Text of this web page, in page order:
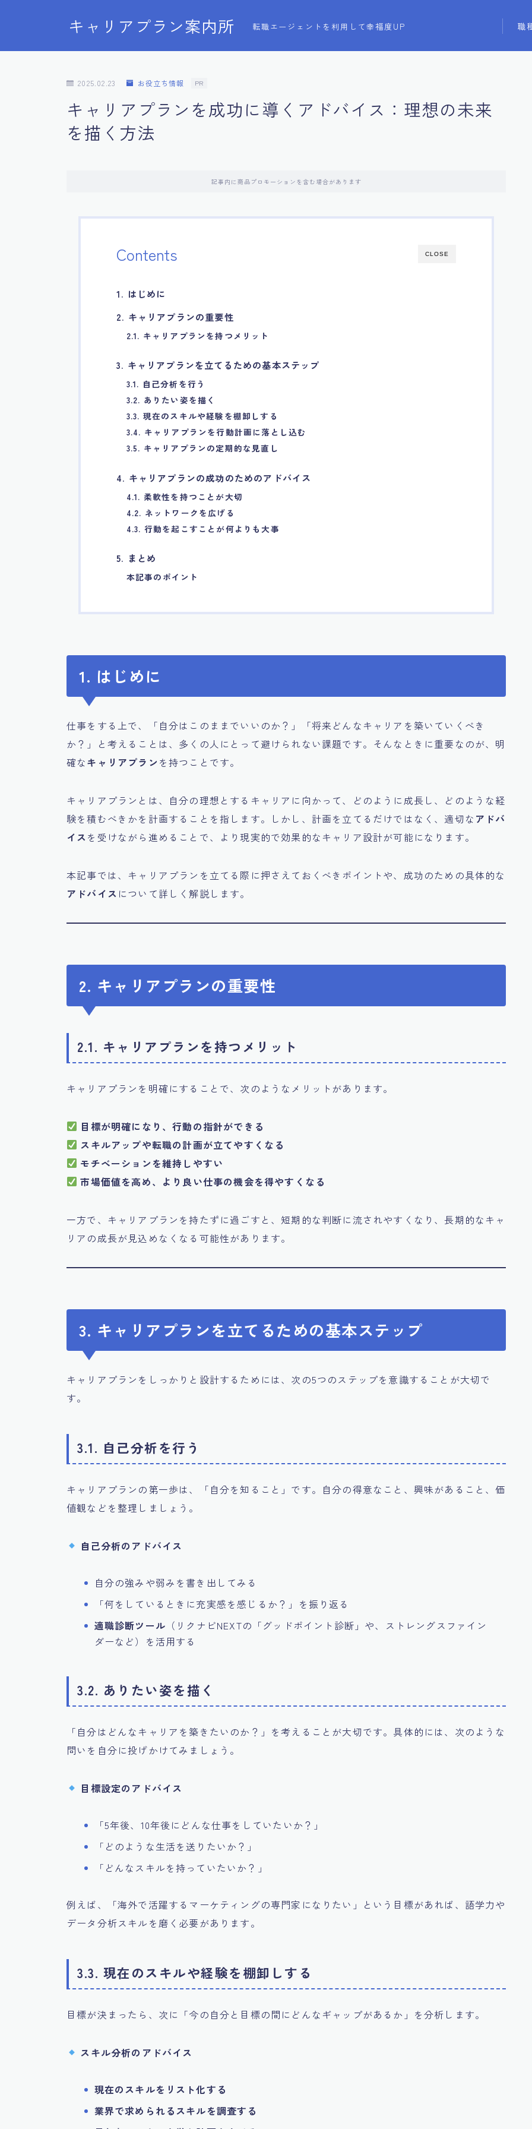
キャリアプラン案内所 転職エージェントを利用して幸福度UP 職
2025.02.23 お役立ち情報 PR
キャリアプランを成功に導くアドバイス：理想の未来
を描く方法
記事内に商品プロモーションを含む場合があります
CLOSE
Contents
1. はじめに
2. キャリアプランの重要性
2.1. キャリアプランを持つメリット
3. キャリアプランを立てるための基本ステップ
3.1. 自己分析を行う
3.2. ありたい姿を描く
3.3. 現在のスキルや経験を棚卸しする
3.4. キャリアプランを行動計画に落とし込む
3.5. キャリアプランの定期的な見直し
4. キャリアプランの成功のためのアドバイス
4.1. 柔軟性を持つことが大切
4.2. ネットワークを広げる
4.3. 行動を起こすことが何よりも大事
5. まとめ
本記事のポイント
1. はじめに
仕事をする上で、「自分はこのままでいいのか？」「将来どんなキャリアを築いていくべき
か？」と考えることは、多くの人にとって避けられない課題です。そんなときに重要なのが、明
確なキャリアプラン を持つことです。
キャリアプランとは、自分の理想とするキャリアに向かって、どのように成長し、どのような経
験を積むべきかを計画することを指します。しかし、計画を立てるだけではなく、適切な アドバ
イスを受けながら進めることで、より現実的で効果的なキャリア設計が可能になります。
本記事では、キャリアプランを立てる際に押さえておくべきポイントや、成功のための具体的な
アドバイス について詳しく解説します。
2. キャリアプランの重要性
2.1. キャリアプランを持つメリット
キャリアプランを明確にすることで、次のようなメリットがあります。
目標が明確になり、行動の指針ができる
スキルアップや転職の計画が立てやすくなる
モチベーションを維持しやすい
市場価値を高め、より良い仕事の機会を得やすくなる
一方で、キャリアプランを持たずに過ごすと、短期的な判断に流されやすくなり、長期的なキャ
リアの成長が見込めなくなる可能性があります。
3. キャリアプランを立てるための基本ステップ
キャリアプランをしっかりと設計するためには、次の5つのステップを意識することが大切で
す。
3.1. 自己分析を行う
キャリアプランの第一歩は、「自分を知ること」です。自分の得意なこと、興味があること、価
値観などを整理しましょう。
自己分析のアドバイス
自分の強みや弱みを書き出してみる
「何をしているときに充実感を感じるか？」を振り返る
適職診断ツール （リクナビNEXTの「グッドポイント診断」や、ストレングスファイン
ダーなど）を活用する
3.2. ありたい姿を描く
「自分はどんなキャリアを築きたいのか？」を考えることが大切です。具体的には、次のような
問いを自分に投げかけてみましょう。
目標設定のアドバイス
「5年後、10年後にどんな仕事をしていたいか？」
「どのような生活を送りたいか？」
「どんなスキルを持っていたいか？」
例えば、「海外で活躍するマーケティングの専門家になりたい」という目標があれば、語学力や
データ分析スキルを磨く必要があります。
3.3. 現在のスキルや経験を棚卸しする
目標が決まったら、次に「今の自分と目標の間にどんなギャップがあるか」を分析します。
スキル分析のアドバイス
現在のスキルをリスト化する
業界で求められるスキルを調査する